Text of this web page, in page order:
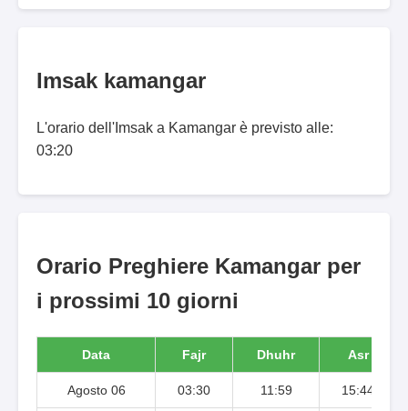
Imsak kamangar
L'orario dell'Imsak a Kamangar è previsto alle:
03:20
Orario Preghiere Kamangar per
i prossimi 10 giorni
Data Fajr Dhuhr Asr
Agosto 06 03:30 11:59 15:44